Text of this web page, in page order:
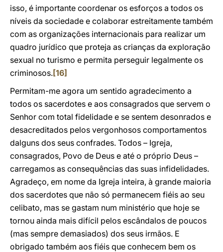
isso, é importante coordenar os esforços a todos os
níveis da sociedade e colaborar estreitamente também
com as organizações internacionais para realizar um
quadro jurídico que proteja as crianças da exploração
sexual no turismo e permita perseguir legalmente os
criminosos.[16]
Permitam-me agora um sentido agradecimento a
todos os sacerdotes e aos consagrados que servem o
Senhor com total fidelidade e se sentem desonrados e
desacreditados pelos vergonhosos comportamentos
dalguns dos seus confrades. Todos – Igreja,
consagrados, Povo de Deus e até o próprio Deus –
carregamos as consequências das suas infidelidades.
Agradeço, em nome da Igreja inteira, à grande maioria
dos sacerdotes que não só permanecem fiéis ao seu
celibato, mas se gastam num ministério que hoje se
tornou ainda mais difícil pelos escândalos de poucos
(mas sempre demasiados) dos seus irmãos. E
obrigado também aos fiéis que conhecem bem os